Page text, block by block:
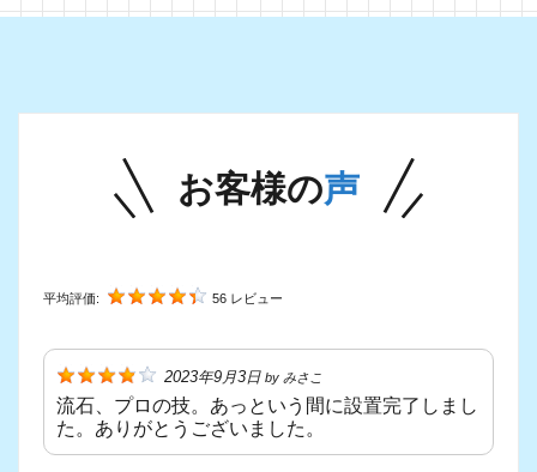
お客様の声
平均評価: 56 レビュー
2023年9月3日 by みさこ
流石、プロの技。あっという間に設置完了しまし
た。ありがとうございました。